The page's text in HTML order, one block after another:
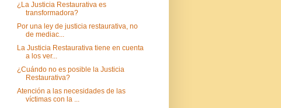
¿La Justicia Restaurativa es
transformadora?
Por una ley de justicia restaurativa, no
de mediac...
La Justicia Restaurativa tiene en cuenta
a los ver...
¿Cuándo no es posible la Justicia
Restaurativa?
Atención a las necesidades de las
víctimas con la ...